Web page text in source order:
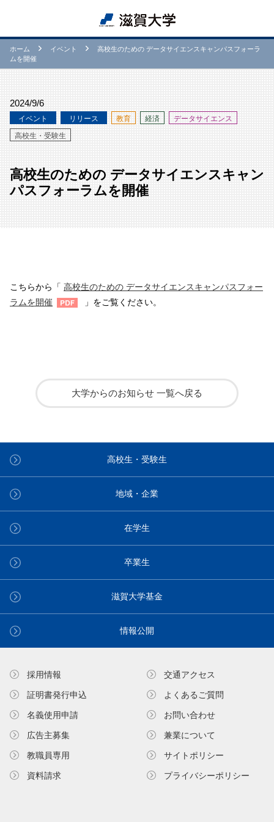
ホーム イベント
高校生のための データサイエンスキャンパスフォーラ
ムを開催
2024/9/6
イベント リリース 教育 経済
データサイエンス
高校生・受験生
高校生のための データサイエンスキャン
パスフォーラムを開催
こちらから「 高校生のための データサイエンスキャンパスフォー
ラムを開催
」をご覧ください。
大学からのお知らせ 一覧へ戻る
高校生・受験生
地域・企業
在学生
卒業生
滋賀大学基金
情報公開
採用情報
証明書発⾏申込
名義使⽤申請
広告主募集
教職員専⽤
資料請求
交通アクセス
よくあるご質問
お問い合わせ
兼業について
サイトポリシー
プライバシーポリシー